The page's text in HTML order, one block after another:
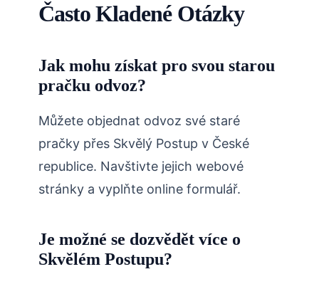
Často Kladené Otázky
Jak mohu získat pro svou starou
pračku odvoz?
Můžete objednat odvoz své staré
pračky přes Skvělý Postup v České
republice. Navštivte jejich webové
stránky a vyplňte online formulář.
Je možné se dozvědět více o
Skvělém Postupu?